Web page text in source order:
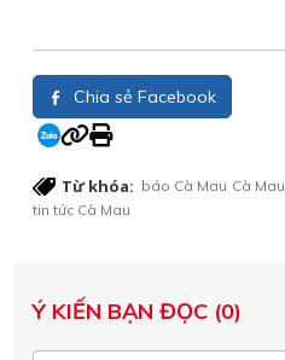
Chia sẻ Facebook
Từ khóa: báo Cà Mau Cà Mau
tin tức Cà Mau
Ý KIẾN BẠN ĐỌC (0)